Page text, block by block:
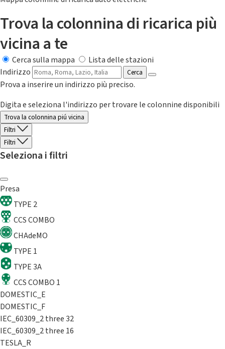
Trova la colonnina di ricarica più
vicina a te
Cerca sulla mappa
Lista delle stazioni
Indirizzo
Cerca
Prova a inserire un indirizzo più preciso.
Digita e seleziona l'indirizzo per trovare le colonnine disponibili
Trova la colonnina piú vicina
Filtri
Filtri
Seleziona i filtri
Presa
TYPE 2
CCS COMBO
CHAdeMO
TYPE 1
TYPE 3A
CCS COMBO 1
DOMESTIC_E
DOMESTIC_F
IEC_60309_2 three 32
IEC_60309_2 three 16
TESLA_R